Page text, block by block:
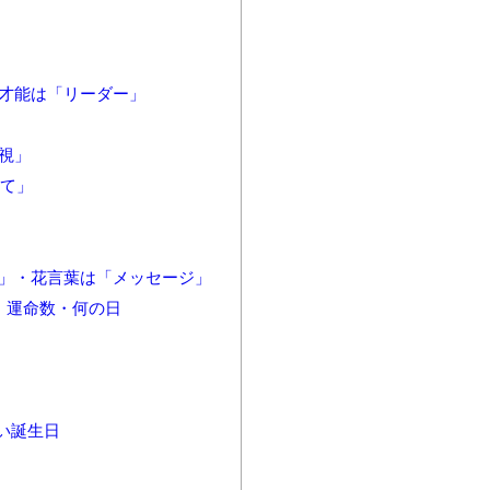
能は「リーダー」
」
」
・花言葉は「メッセージ」
命数・何の日
誕生日